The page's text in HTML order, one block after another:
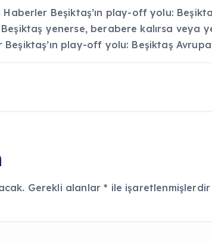
Beşiktaş’ın play-off yolu:
yenerse, berabere kalırsa veya
play-off yolu: Beşiktaş Avrupa
Gerekli alanlar* ile işaretlenmişlerdir